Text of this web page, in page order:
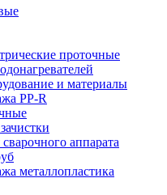
проточные
и материалы
PP-R
аппарата
металлопластика